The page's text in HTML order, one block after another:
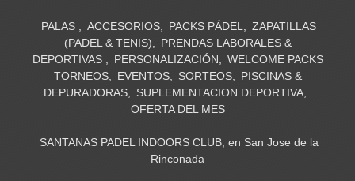
PALAS ACCESORIOS PACKS PÁDEL
ZAPATILLAS
(PADEL & TENIS)
PRENDAS LABORALES &
DEPORTIVAS
PERSONALIZACIÓN
WELCOME PACKS
TORNEOS
EVENTOS SORTEOS
PISCINAS &
DEPURADORAS
SUPLEMENTACION DEPORTIVA
OFERTA DEL MES
SANTANAS PADEL INDOORS CLUB, en San Jose de la
Rinconada